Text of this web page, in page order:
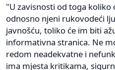
"U zavisnosti od toga koliko
odnosno njeni rukovodeći
javnošću, toliko će im biti
informativna stranica. Ne
redom neadekvatne i
ima mjesta kritikama,